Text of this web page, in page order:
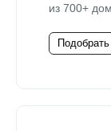
из 700+